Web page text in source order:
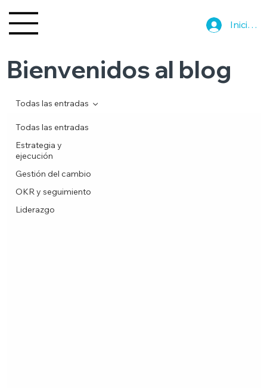
Iniciar
Bienvenidos al blog
Todas las entradas
Estrategia y
ejecución
Gestión del cambio
OKR y seguimiento
Liderazgo
Todas las entradas